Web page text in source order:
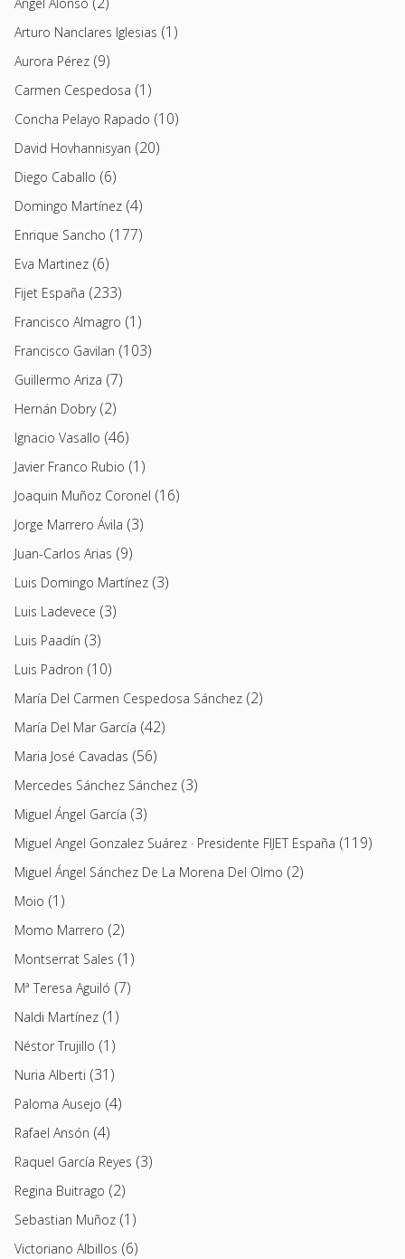
Arturo Nanclares Iglesias (1)
Aurora Pérez (9)
Carmen Cespedosa (1)
Concha Pelayo Rapado (10)
David Hovhannisyan (20)
Diego Caballo (6)
Domingo Martínez (4)
Enrique Sancho (177)
Eva Martinez (6)
Fijet España (233)
Francisco Almagro (1)
Francisco Gavilan (103)
Guillermo Ariza (7)
Hernán Dobry(2)
Ignacio Vasallo (46)
Javier Franco Rubio (1)
Joaquin Muñoz Coronel (16)
Jorge Marrero Ávila (3)
Juan-Carlos Arias (9)
Luis Domingo Martínez (3)
Luis Ladevece (3)
Luis Paadín (3)
Luis Padron (10)
María Del Carmen Cespedosa Sánchez (2)
María Del Mar García (42)
Maria José Cavadas (56)
Mercedes Sánchez Sánchez (3)
Miguel Ángel García (3)
Miguel Angel Gonzalez Suárez · Presidente FIJET España (119)
Miguel Ángel Sánchez De La Morena Del Olmo (2)
Moio (1)
Momo Marrero (2)
Montserrat Sales (1)
Mª Teresa Aguiló (7)
Naldi Martínez (1)
Néstor Trujillo (1)
Nuria Alberti (31)
Paloma Ausejo (4)
Rafael Ansón (4)
Raquel García Reyes (3)
Regina Buitrago (2)
Sebastian Muñoz (1)
Victoriano Albillos (6)